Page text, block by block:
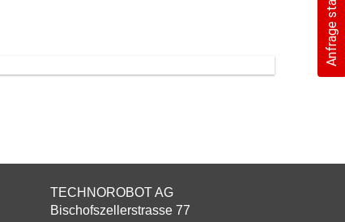
Anfrage starten
TECHNOROBOT AG
Bischofszellerstrasse 77